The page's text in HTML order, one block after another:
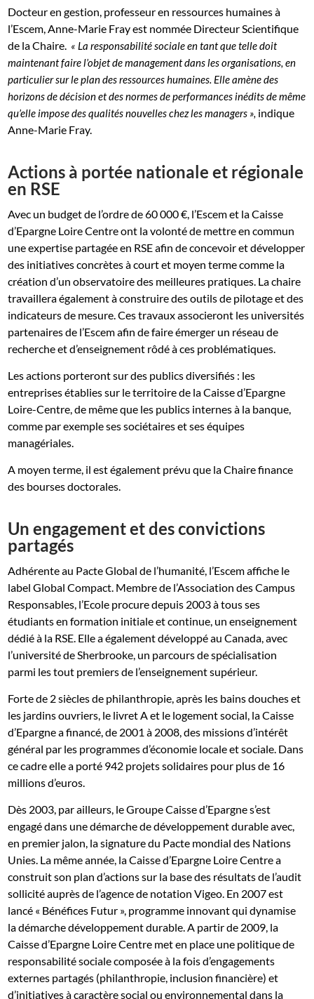
Docteur en gestion, professeur en ressources humaines à
l’Escem, Anne-Marie Fray est nommée Directeur Scientifique
de la Chaire. « La responsabilité sociale en tant que telle doit
maintenant faire l’objet de management dans les organisations, en
particulier sur le plan des ressources humaines. Elle amène des
horizons de décision et des normes de performances inédits de même
qu’elle impose des qualités nouvelles chez les managers », indique
Anne-Marie Fray.
Actions à portée nationale et régionale
en RSE
Avec un budget de l’ordre de 60 000 €, l’Escem et la Caisse
d’Epargne Loire Centre ont la volonté de mettre en commun
une expertise partagée en RSE afin de concevoir et développer
des initiatives concrètes à court et moyen terme comme la
création d’un observatoire des meilleures pratiques. La chaire
travaillera également à construire des outils de pilotage et des
indicateurs de mesure. Ces travaux associeront les universités
partenaires de l’Escem afin de faire émerger un réseau de
recherche et d’enseignement rôdé à ces problématiques.
Les actions porteront sur des publics diversifiés : les
entreprises établies sur le territoire de la Caisse d’Epargne
Loire-Centre, de même que les publics internes à la banque,
comme par exemple ses sociétaires et ses équipes
managériales.
A moyen terme, il est également prévu que la Chaire finance
des bourses doctorales.
Un engagement et des convictions
partagés
Adhérente au Pacte Global de l’humanité, l’Escem affiche le
label Global Compact. Membre de l’Association des Campus
Responsables, l’Ecole procure depuis 2003 à tous ses
étudiants en formation initiale et continue, un enseignement
dédié à la RSE. Elle a également développé au Canada, avec
l’université de Sherbrooke, un parcours de spécialisation
parmi les tout premiers de l’enseignement supérieur.
Forte de 2 siècles de philanthropie, après les bains douches et
les jardins ouvriers, le livret A et le logement social, la Caisse
d’Epargne a financé, de 2001 à 2008, des missions d’intérêt
général par les programmes d’économie locale et sociale. Dans
ce cadre elle a porté 942 projets solidaires pour plus de 16
millions d’euros.
Dès 2003, par ailleurs, le Groupe Caisse d’Epargne s’est
engagé dans une démarche de développement durable avec,
en premier jalon, la signature du Pacte mondial des Nations
Unies. La même année, la Caisse d’Epargne Loire Centre a
construit son plan d’actions sur la base des résultats de l’audit
sollicité auprès de l’agence de notation Vigeo. En 2007 est
lancé « Bénéfices Futur », programme innovant qui dynamise
la démarche développement durable. A partir de 2009, la
Caisse d’Epargne Loire Centre met en place une politique de
responsabilité sociale composée à la fois d’engagements
externes partagés (philanthropie, inclusion financière) et
d’initiatives à caractère social ou environnemental dans la